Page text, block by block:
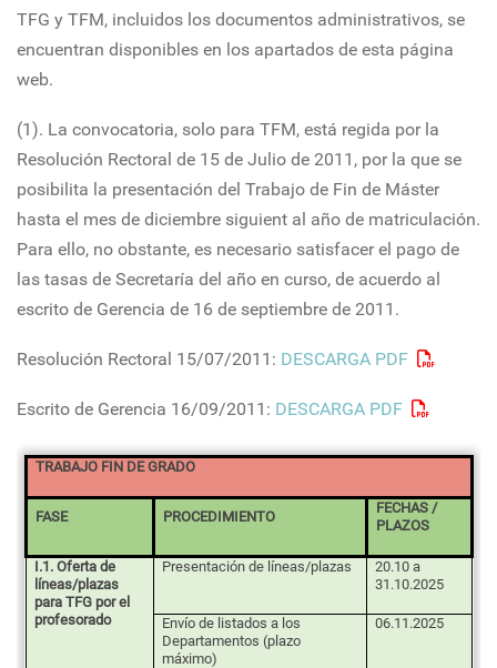
TFG y TFM, incluidos los documentos administrativos, se
encuentran disponibles en los apartados de esta página
web.
(1). La convocatoria, solo para TFM, está regida por la
Resolución Rectoral de 15 de Julio de 2011, por la que se
posibilita la presentación del Trabajo de Fin de Máster
hasta el mes de diciembre siguient al año de matriculación.
Para ello, no obstante, es necesario satisfacer el pago de
las tasas de Secretaría del año en curso, de acuerdo al
escrito de Gerencia de 16 de septiembre de 2011.
Resolución Rectoral 15/07/2011: DESCARGA PDF
Escrito de Gerencia 16/09/2011: DESCARGA PDF
TRABAJO FIN DE GRADO
FASE PROCEDIMIENTO
FECHAS /
PLAZOS
I.1. Oferta de
líneas/plazas
para TFG por el
profesorado
Presentación de líneas/plazas
20.10 a
31.10.2025
Envío de listados a los
Departamentos (plazo
máximo)
06.11.2025